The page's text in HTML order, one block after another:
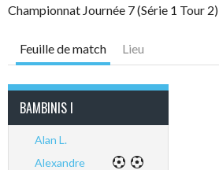
Championnat Journée 7 (Série 1 Tour 2)
Feuille de match Lieu
BAMBINIS I
Alan L.
Alexandre